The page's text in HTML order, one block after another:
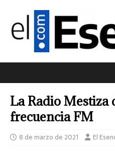
La Radio Mestiza
frecuencia FM
8 de marzo de 2021 El